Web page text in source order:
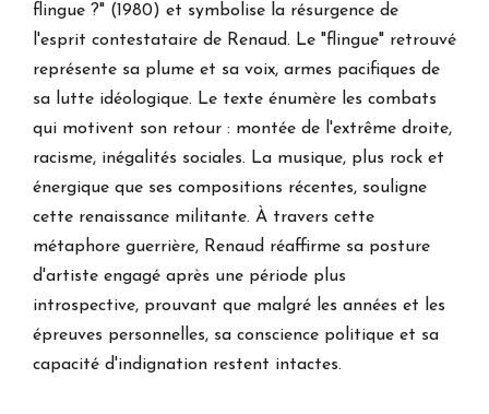
flingue ?" (1980) et symbolise la résurgence de
l'esprit contestataire de Renaud. Le "flingue" retrouvé
représente sa plume et sa voix, armes pacifiques de
sa lutte idéologique. Le texte énumère les combats
qui motivent son retour : montée de l'extrême droite,
racisme, inégalités sociales. La musique, plus rock et
énergique que ses compositions récentes, souligne
cette renaissance militante. À travers cette
métaphore guerrière, Renaud réaffirme sa posture
d'artiste engagé après une période plus
introspective, prouvant que malgré les années et les
épreuves personnelles, sa conscience politique et sa
capacité d'indignation restent intactes.